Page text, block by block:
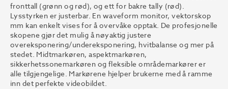
fronttall (grønn og rød), og ett for bakre tally (rød).
Lysstyrken er justerbar. En waveform monitor, vektorskop
mm kan enkelt vises for å overvåke opptak. De profesjonelle
skopene gjør det mulig å nøyaktig justere
overeksponering/undereksponering, hvitbalanse og mer på
stedet. Midtmarkøren, aspektmarkøren,
sikkerhetssonemarkøren og fleksible områdemarkører er
alle tilgjengelige. Markørene hjelper brukerne med å ramme
inn det perfekte videobildet.